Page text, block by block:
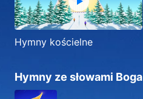
Hymny kościelne
Hymny ze słowami Boga